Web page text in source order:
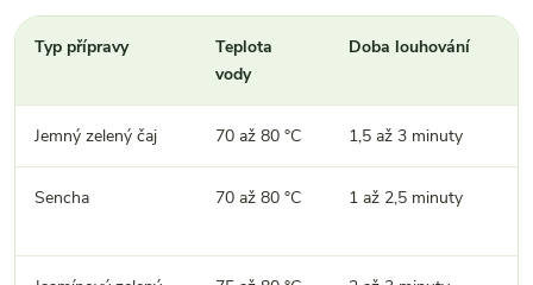
Typ přípravy
Teplota
vody
Doba louhování
Jemný zelený čaj 70 až 80 °C 1,5 až 3 minuty
Sencha 70 až 80 °C 1 až 2,5 minuty